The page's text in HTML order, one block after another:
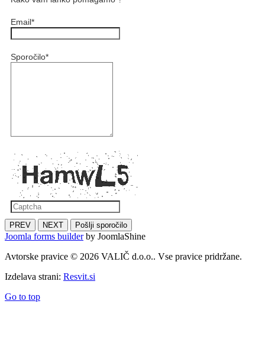
Email*
Sporočilo*
PREV NEXT Pošlji sporočilo
Joomla forms builderby JoomlaShine
Avtorske pravice © 2026 VALIČ d.o.o.. Vse pravice pridržane.
Izdelava strani: Resvit.si
Go to top